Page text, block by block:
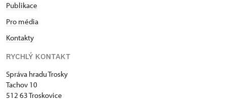
Publikace
Pro média
Kontakty
RYCHLÝ KONTAKT
Správa hradu Trosky
Tachov 10
512 63 Troskovice